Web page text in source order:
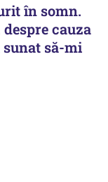
în somn.
cauza
sunat să-mi